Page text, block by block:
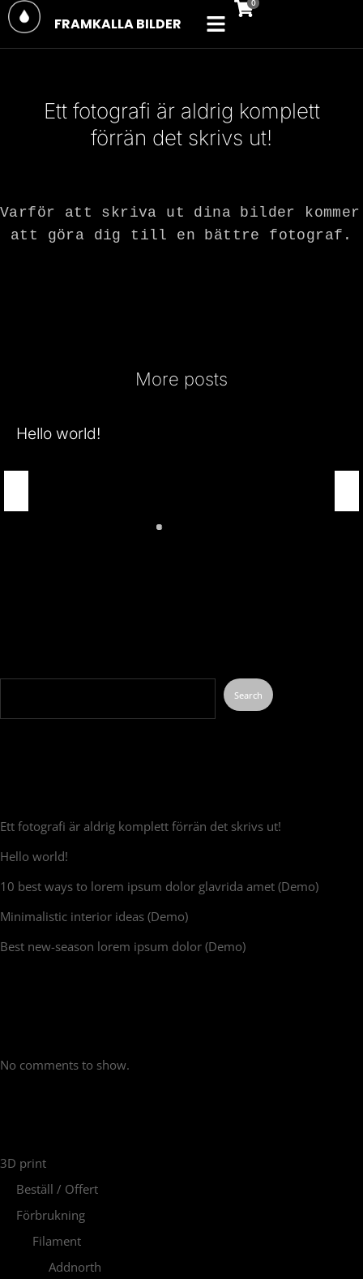
FRAMKALLA BILDER
Ett fotografi är aldrig komplett
förrän det skrivs ut!
Varför att skriva ut dina bilder kommer
att göra dig till en bättre fotograf.
More posts
Hello world!
Search
Ett fotografi är aldrig komplett förrän det skrivs ut!
Hello world!
10 best ways to lorem ipsum dolor glavrida amet (Demo)
Minimalistic interior ideas (Demo)
Best new-season lorem ipsum dolor (Demo)
No comments to show.
3D print
Beställ / Offert
Förbrukning
Filament
Addnorth